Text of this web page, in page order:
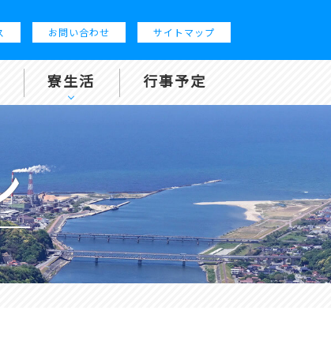
お問い合わせ サイトマップ
寮生活 行事予定